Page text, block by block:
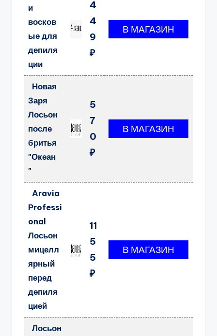
и
восков
ые для
депиля
ции
4
4
9
₽
Новая
Заря
Лосьон
после
бритья
"Океан
"
5
7
0
₽
Aravia
Professi
onal
Лосьон
мицелл
ярный
перед
депиля
цией
11
5
5
₽
Лосьон